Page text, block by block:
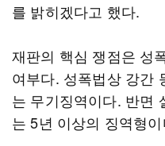
를 밝히겠다고 했다.
재판의 핵심 쟁점은 성
여부다. 성폭법상 강간
는 무기징역이다. 반면
는 5년 이상의 징역형